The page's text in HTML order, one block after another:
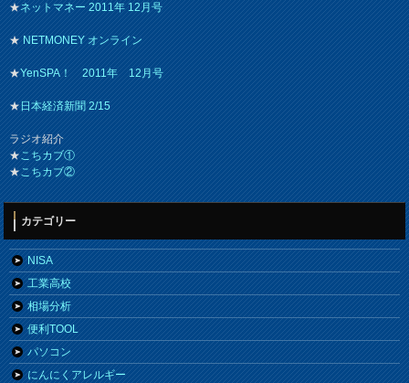
★ネットマネー 2011年 12月号
★NETMONEY オンライン
★YenSPA！ 2011年 12月号
★日本経済新聞 2/15
ラジオ紹介
★こちカブ①
★こちカブ②
カテゴリー
NISA
工業高校
相場分析
便利TOOL
パソコン
にんにくアレルギー